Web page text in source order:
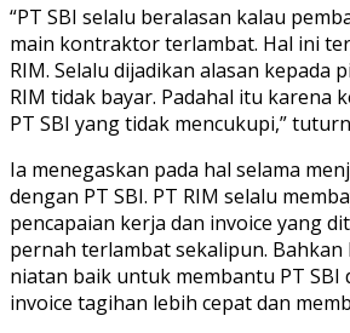
“PT SBI selalu beralasan kalau
main kontraktor terlambat. Hal ini
RIM. Selalu dijadikan alasan kepada
RIM tidak bayar. Padahal itu karena
PT SBI yang tidak mencukupi,”
Ia menegaskan pada hal selama
dengan PT SBI. PT RIM selalu
pencapaian kerja dan invoice yang
pernah terlambat sekalipun. Bahkan
niatan baik untuk membantu PT SBI
invoice tagihan lebih cepat dan